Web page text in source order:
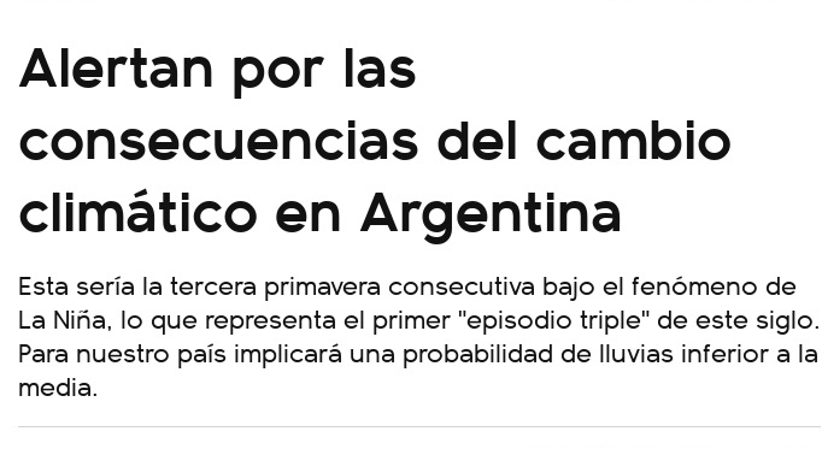
Alertan por las
consecuencias del cambio
climático en Argentina
Esta sería la tercera primavera consecutiva bajo el fenómeno de
La Niña, lo que representa el primer "episodio triple" de este siglo.
Para nuestro país implicará una probabilidad de lluvias inferior a la
media.